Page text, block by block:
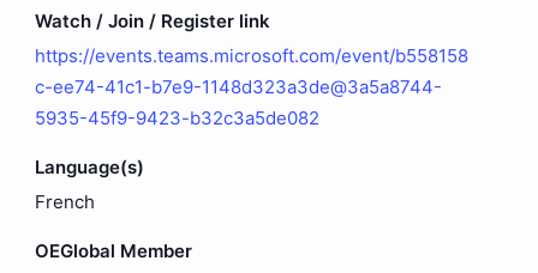
Watch / Join / Register link
https://events.teams.microsoft.com/event/b558158
c-ee74-41c1-b7e9-1148d323a3de@3a5a8744-
5935-45f9-9423-b32c3a5de082
Language(s)
French
OEGlobal Member